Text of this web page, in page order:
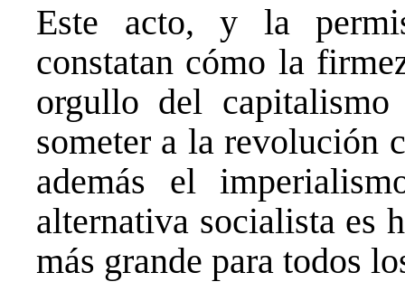
Este acto, y la
constatan cómo la
orgullo del
someter a la revolución
además el
alternativa socialista es
más grande para todos